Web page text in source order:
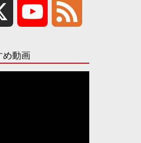
u e
め動画